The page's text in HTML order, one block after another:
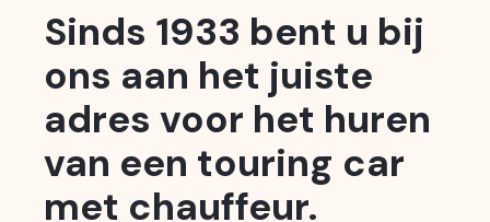
Sinds 1933 bent u bij
ons aan het juiste
adres voor het huren
van een touring car
met chauffeur.